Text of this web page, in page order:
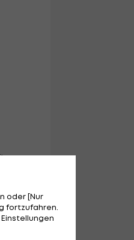
oder [Nur
fortzufahren.